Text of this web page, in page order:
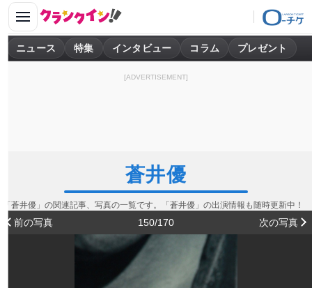
ニュース 特集 インタビュー コラム プレゼント
[ADVERTISEMENT]
蒼井優
「蒼井優」の関連記事、写真の一覧です。「蒼井優」の出演情報も随時更新中！
前の写真 150/170 次の写真